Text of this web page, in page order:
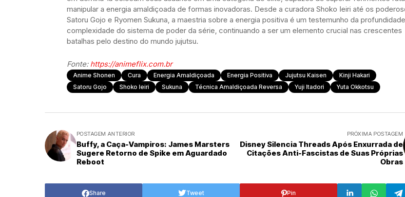
manipular a energia amaldiçoada de formas inovadoras. Desde a curadora Shoko Ieiri até os
Satoru Gojo e Ryomen Sukuna, a maestria sobre a energia positiva é um testemunho da
complexidade do sistema de poder da série, continuando a ser um elemento crucial nas crescentes
batalhas pelo destino do mundo jujutsu.
Fonte: https://animeflix.com.br
Anime Shonen Cura Energia Amaldiçoada Energia Positiva Jujutsu Kaisen
Kinji Hakari
Satoru Gojo
Shoko Ieiri Sukuna Técnica Amaldiçoada Reversa Yuji Itadori Yuta Okkotsu
POSTAGEM ANTERIOR
Buffy, a Caça-Vampiros: James Marsters
Sugere Retorno de Spike em Aguardado
Reboot
PRÓXIMA POSTAGEM
Disney Silencia Threads Após Enxurrada de
Citações Anti-Fascistas de Suas Próprias
Obras
Share Tweet Pin